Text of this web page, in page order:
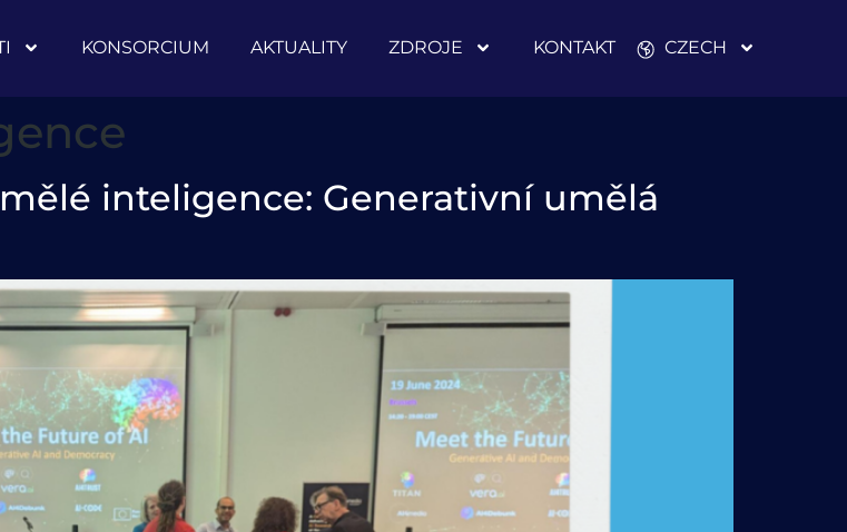
KONSORCIUM AKTUALITY ZDROJE KONTAKT CZECH
inteligence: Generativní umělá